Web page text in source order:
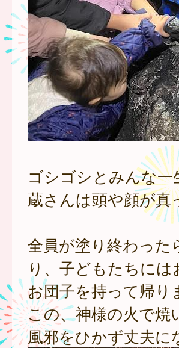
ゴシゴシとみんな
蔵さんは頭や顔が真
全員が塗り終わった
り、子どもたちに
お団子を持って帰り
この、神様の火で焼
風邪をひかず丈夫